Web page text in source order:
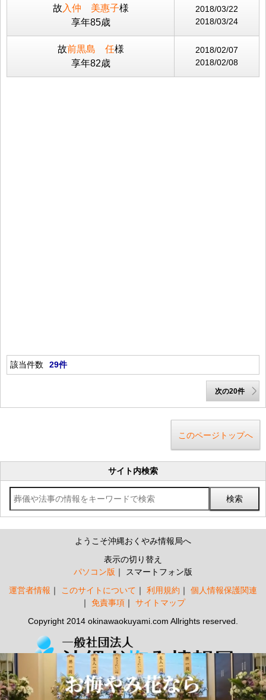
故 入仲 美惠子様
享年85歳
2018/03/22
2018/03/24
故前黒島 任様
享年82歳
2018/02/07
2018/02/08
該当件数 29件
次の20件
このページトップへ
サイト内検索
ようこそ沖縄おくやみ情報局へ
表示の切り替え
パソコン版
スマートフォン版
運営者情報
このサイトについて 利用規約
個人情報保護関連
免責事項
サイトマップ
Copyright 2014 okinawaokuyami.com Allrights reserved.